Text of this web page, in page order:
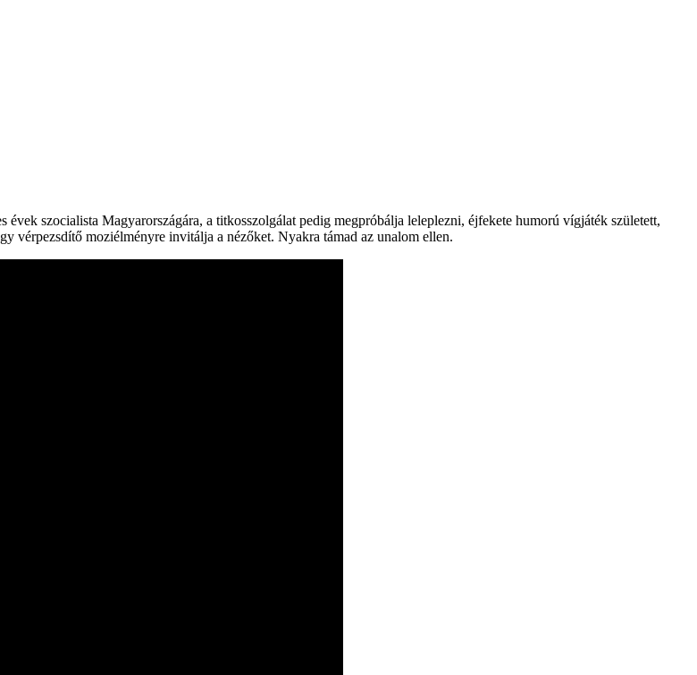
szocialista Magyarországára, a titkosszolgálat pedig megpróbálja leleplezni, éjfekete humorú vígjáték született,
vérpezsdítő moziélményre invitálja a nézőket. Nyakra támad az unalom ellen.